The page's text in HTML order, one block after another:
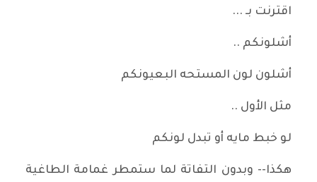
اقترنت بـ ...
أشلونكم ..
أشلون لون المستحه البعيونكم
مثل الأول ..
لو خبط مايه أو تبدل لونكم
هكذا-- وبدون التفاتة لما ستمطر غمامة الطاغية